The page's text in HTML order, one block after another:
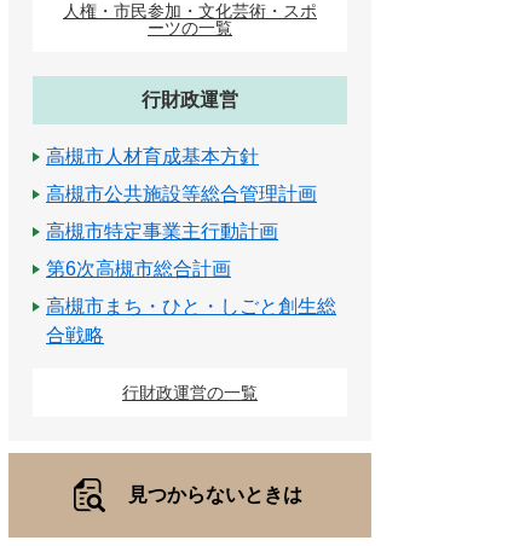
人権・市民参加・文化芸術・スポ
ーツの一覧
行財政運営
高槻市人材育成基本方針
高槻市公共施設等総合管理計画
高槻市特定事業主行動計画
第6次高槻市総合計画
高槻市まち・ひと・しごと創生総
合戦略
行財政運営の一覧
見つからないときは